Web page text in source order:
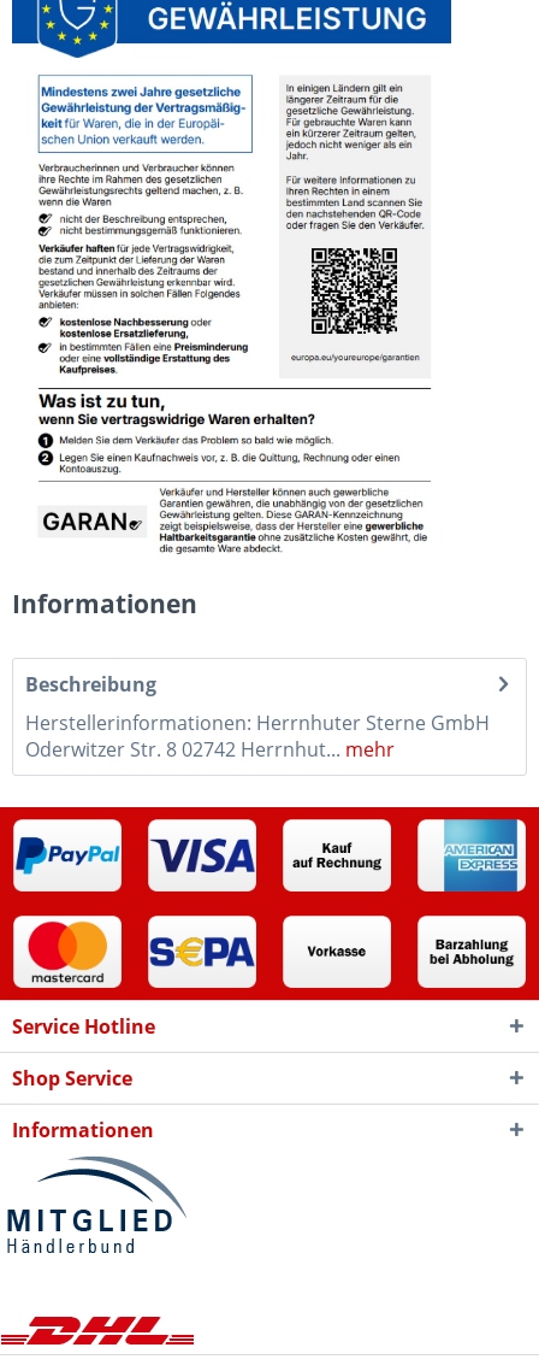
Informationen
Beschreibung
Herstellerinformationen: Herrnhuter Sterne GmbH
Oderwitzer Str. 8 02742 Herrnhut... mehr
Service Hotline
Shop Service
Informationen